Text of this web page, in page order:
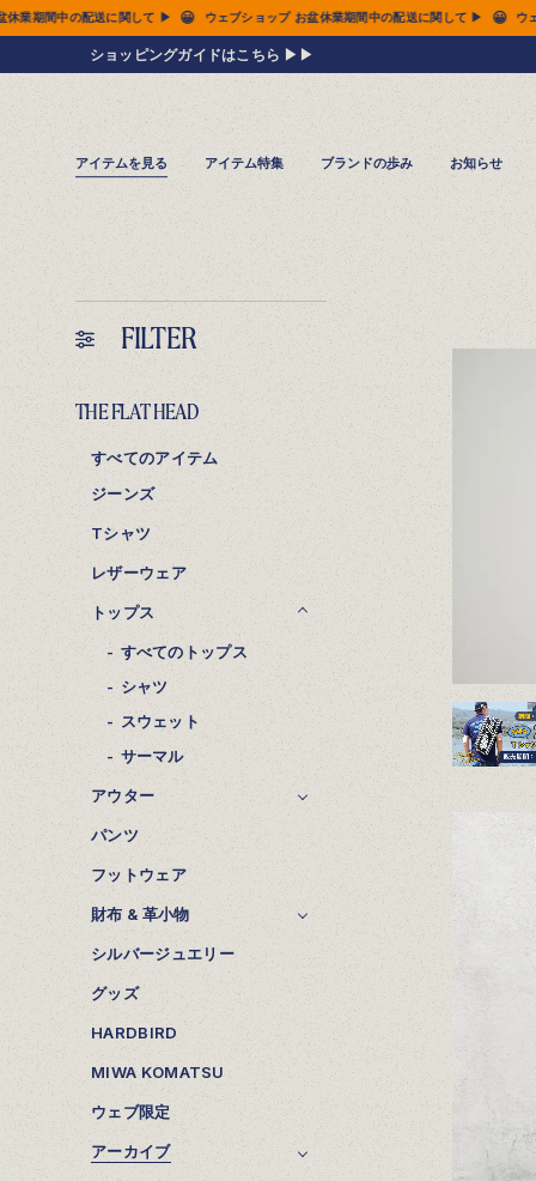
休業期間中の配送に関して ▶ 😀 ウェブショップ お盆休業期間中の配送に関して ▶ 😀
ショッピングガイドはこちら ▶▶
アイテムを見る アイテム特集 ブランドの歩み お知らせ
FILTER
THE FLAT HEAD
すべてのアイテム
ジーンズ
Tシャツ
レザーウェア
トップス
すべてのトップス
シャツ
スウェット
サーマル
アウター
パンツ
フットウェア
財布 & 革小物
シルバージュエリー
グッズ
HARDBIRD
MIWA KOMATSU
ウェブ限定
アーカイブ